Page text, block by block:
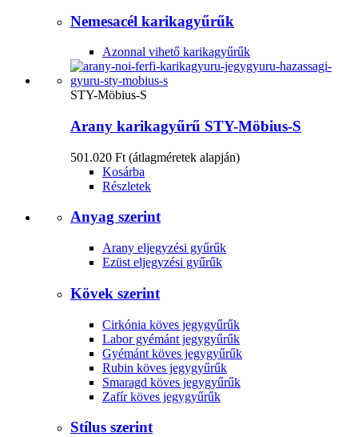
Nemesacél karikagyűrűk
Azonnal vihető karikagyűrűk
STY-Möbius-S
Arany karikagyűrű STY-Möbius-S
501.020 Ft (átlagméretek alapján)
Kosárba
Részletek
Anyag szerint
Arany eljegyzési gyűrűk
Ezüst eljegyzési gyűrűk
Kövek szerint
Cirkónia köves jegygyűrűk
Labor gyémánt jegygyűrűk
Gyémánt köves jegygyűrűk
Rubin köves jegygyűrűk
Smaragd köves jegygyűrűk
Zafír köves jegygyűrűk
Stílus szerint